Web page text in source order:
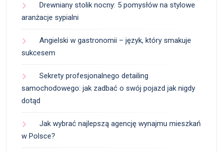
Drewniany stolik nocny: 5 pomysłów na stylowe
aranżacje sypialni
Angielski w gastronomii – język, który smakuje
sukcesem
Sekrety profesjonalnego detailing
samochodowego: jak zadbać o swój pojazd jak nigdy
dotąd
Jak wybrać najlepszą agencję wynajmu mieszkań
w Polsce?